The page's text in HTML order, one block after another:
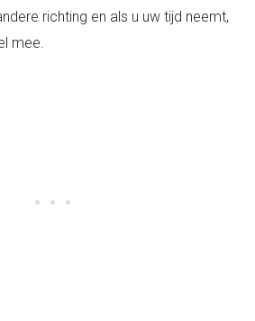
richting en als u uw tijd neemt,
mee.